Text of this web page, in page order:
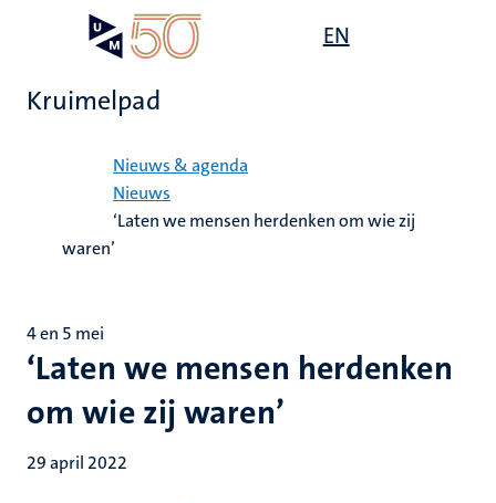
EN
Kruimelpad
Nieuws & agenda
Nieuws
‘Laten we mensen herdenken om wie zij
waren’
‘Laten we mensen herdenken
om wie zij waren’
4 en 5 mei
29 april 2022